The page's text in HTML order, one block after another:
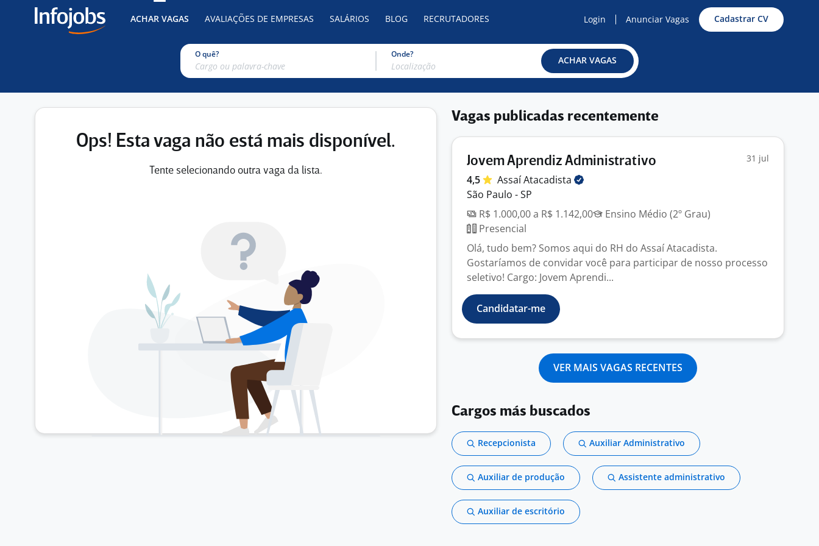
ACHAR VAGAS AVALIAÇÕES DE EMPRESAS SALÁRIOS BLOG RECRUTADORES Login Anunciar Vagas Cadastrar CV
O quê? Onde?
ACHAR VAGAS
Ops! Esta vaga não está mais disponível.
Tente selecionando outra vaga da lista.
Vagas publicadas recentemente
Jovem Aprendiz Administrativo 31 jul
4,5 AssaíAtacadista
São Paulo - SP
R$ 1.000,00 a R$ 1.142,00
Ensino Médio (2º Grau)
Presencial
Olá, tudo bem? Somos aqui do RH do Assaí Atacadista.
Gostaríamos de convidar você para participar de nosso processo
seletivo! Cargo: Jovem Aprendi...
Candidatar-me
VER MAIS VAGAS RECENTES
Cargos más buscados
Recepcionista Auxiliar Administrativo
Auxiliar de produção Assistente administrativo
Auxiliar de escritório